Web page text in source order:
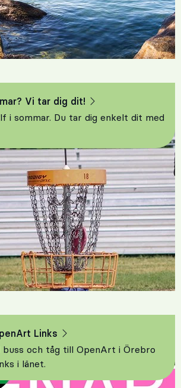
Vi tar dig dit!
i sommar. Du tar dig enkelt dit med
Links
buss och tåg till OpenArt i Örebro
i länet.